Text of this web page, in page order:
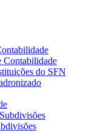
Contabilidade
do SFN